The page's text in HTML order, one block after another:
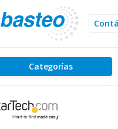
Categorías